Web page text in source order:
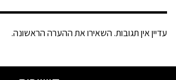
עדיין אין תגובות. השאירו את ההערה הראשונה.